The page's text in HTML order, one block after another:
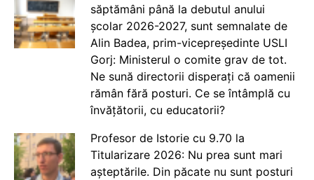
săptămâni până la debutul anului
școlar 2026-2027, sunt semnalate de
Alin Badea, prim-vicepreședinte USLI
Gorj: Ministerul o comite grav de tot.
Ne sună directorii disperați că oamenii
rămân fără posturi. Ce se întâmplă cu
învățătorii, cu educatorii?
Profesor de Istorie cu 9.70 la
Titularizare 2026: Nu prea sunt mari
așteptările. Din păcate nu sunt posturi